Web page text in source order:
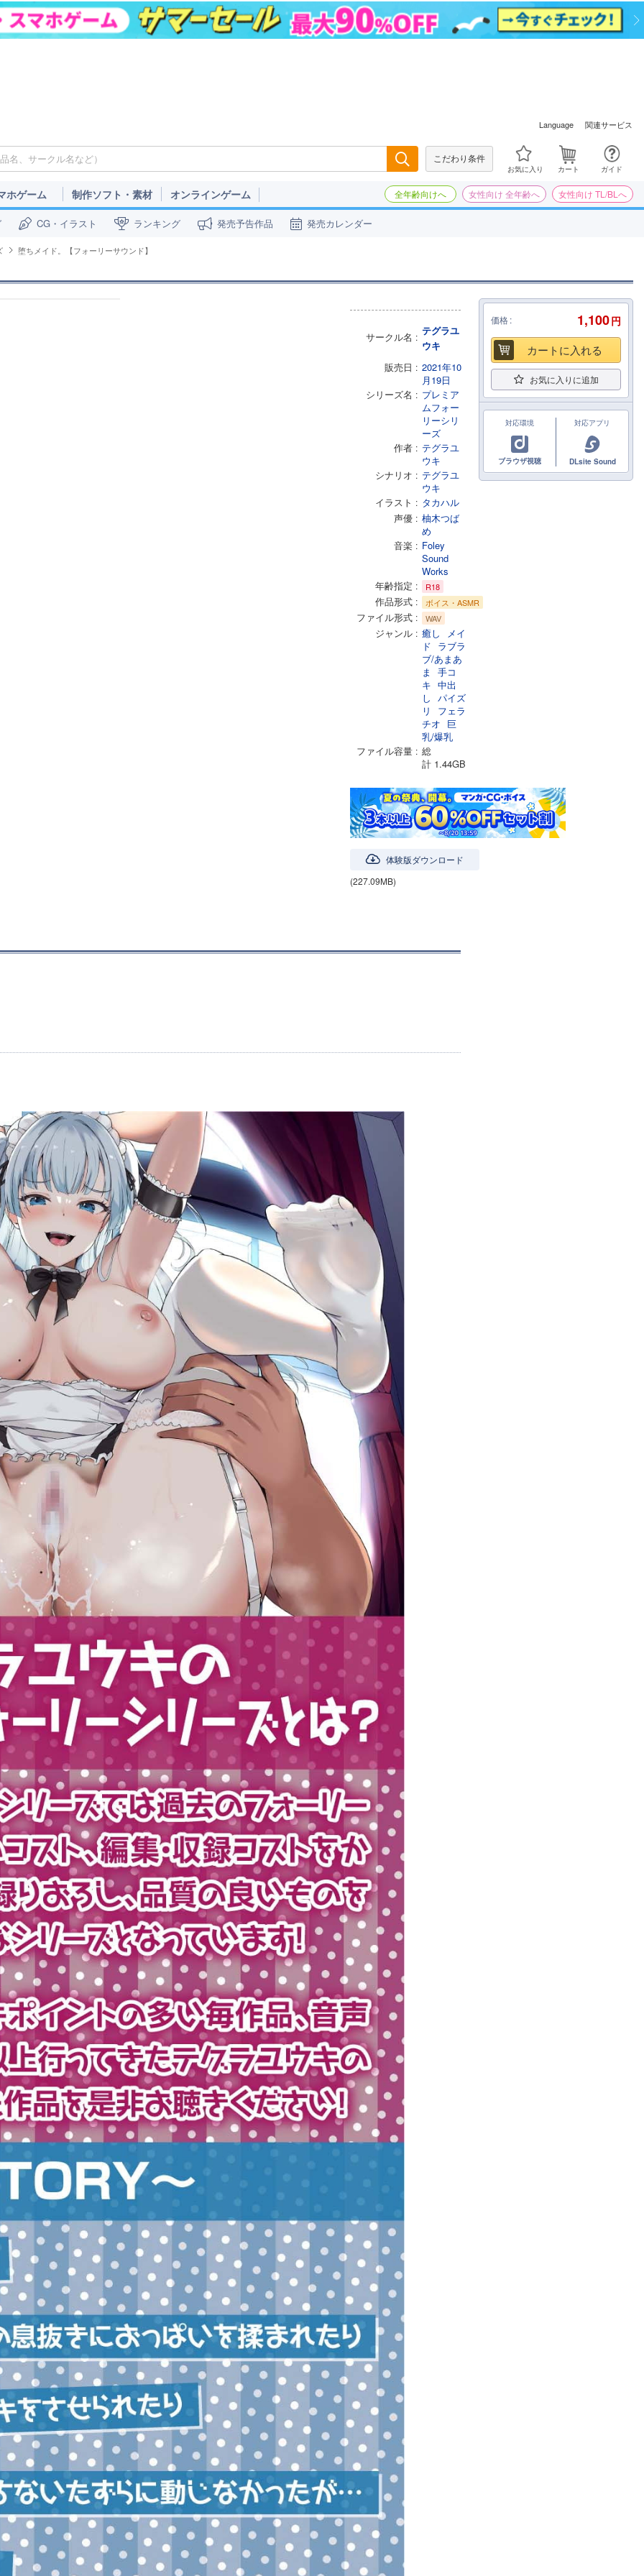
Language 関連サービス
こだわり条件
お気に入り カート ガイド
ホゲーム 制作ソフト・素材 オンラインゲーム 全年齢向けへ 女性向け 全年齢へ 女性向け TL/BLへ
CG・イラスト ランキング 発売予告作品 発売カレンダー
堕ちメイド。【フォーリーサウンド】
サークル名
テグラユ
ウキ
販売日
2021年10
月19日
シリーズ名
プレミア
ムフォー
リーシリ
ーズ
作者
テグラユ
ウキ
シナリオ
テグラユ
ウキ
イラスト
タカハル
声優
柚木つば
め
音楽
Foley
Sound
Works
年齢指定
R18
作品形式 ボイス・ASMR
ファイル形式 WAV
ジャンル 癒し
メイ
ド ラブラ
ブ/あまあ
ま
手コ
キ 中出
し パイズ
リ
フェラ
チオ 巨
乳/爆乳
ファイル容量
総
計 1.44GB
体験版ダウンロード
(227.09MB)
価格 1,100円
カートに入れる
お気に入りに追加
対応環境
ブラウザ視聴
対応アプリ
DLsite Sound